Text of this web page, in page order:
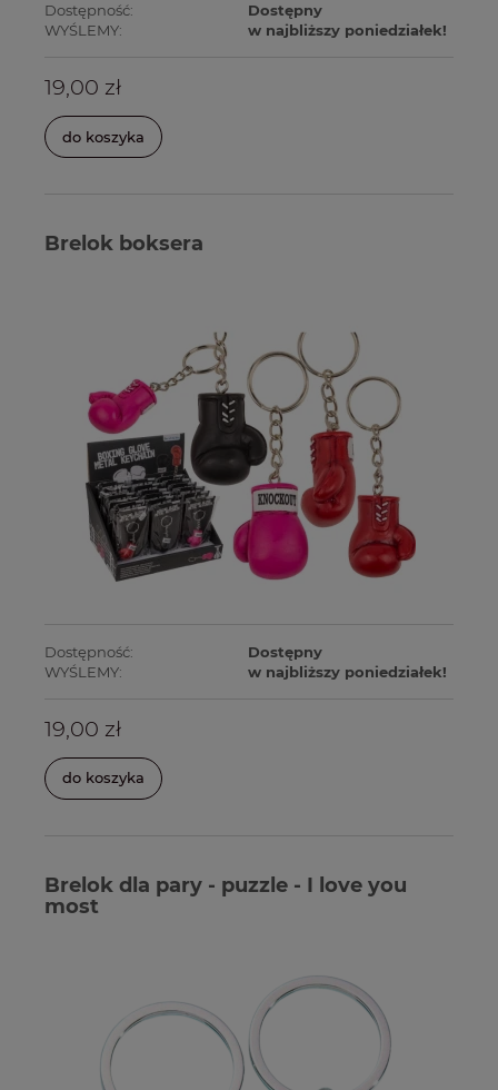
Dostępność:
Dostępny
WYŚLEMY:
w najbliższy poniedziałek!
19,00 zł
do koszyka
Brelok boksera
Dostępność:
Dostępny
WYŚLEMY:
w najbliższy poniedziałek!
19,00 zł
do koszyka
Brelok dla pary - puzzle - I love you
most